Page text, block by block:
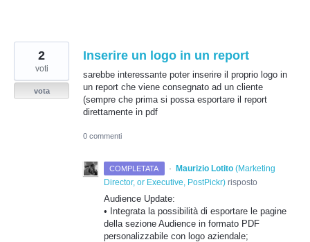
Inserire un logo in un report
sarebbe interessante poter inserire il proprio logo in
un report che viene consegnato ad un cliente
(sempre che prima si possa esportare il report
direttamente in pdf
2
voti
vota
0 commenti
COMPLETATA · Maurizio Lotito (Marketing
Director, or Executive, PostPickr) risposto
Audience Update:
• Integrata la possibilità di esportare le pagine
della sezione Audience in formato PDF
personalizzabile con logo aziendale;